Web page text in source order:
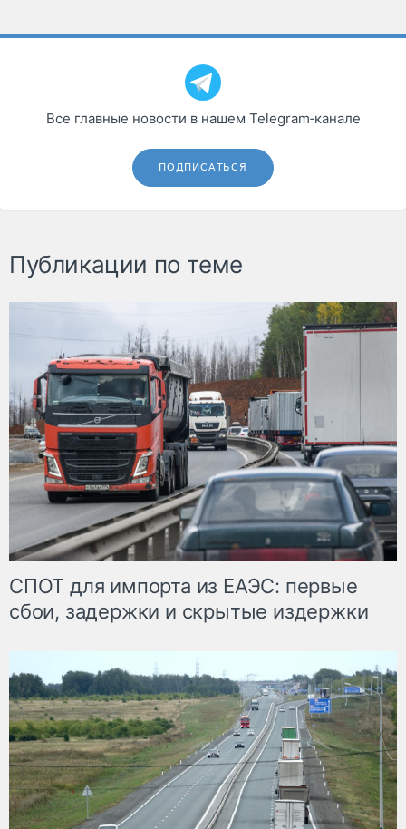
Все главные новости в нашем Telegram‑канале
ПОДПИСАТЬСЯ
Публикации по теме
СПОТ для импорта из ЕАЭС: первые
сбои, задержки и скрытые издержки